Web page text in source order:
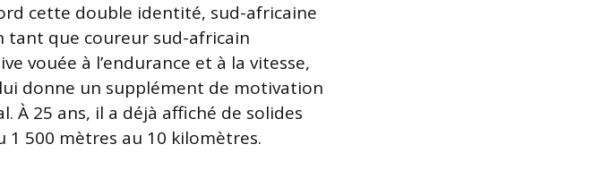
cette double identité, sud-africaine
tant que coureur sud-africain
vouée à l’endurance et à la vitesse,
donne un supplément de motivation
À 25 ans, il a déjà affiché de solides
500 mètres au 10 kilomètres.